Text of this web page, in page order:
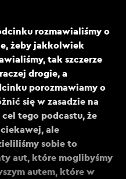
rozmawialiśmy o
żeby jakkolwiek
tak szczerze
drogie, a
porozmawiamy o
się w zasadzie na
tego podcastu, że
ale
sobie to
aut, które moglibyśmy
autem, które w